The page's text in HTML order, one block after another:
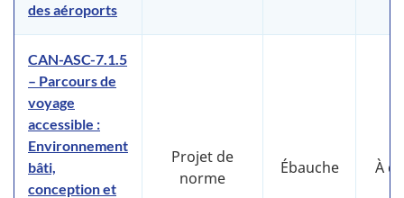
des aéroports
CAN-ASC-7.1.5
– Parcours de
voyage
accessible :
Environnement
bâti,
conception et
Projet de
norme
Ébauche À